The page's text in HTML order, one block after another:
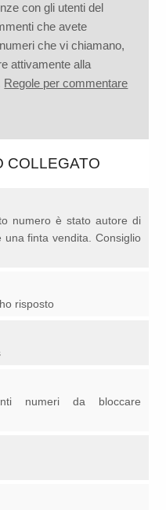
con gli utenti del
che avete
che vi chiamano,
attivamente alla
Regole per commentare
COLLEGATO
numero è stato autore di
finta vendita. Consiglio
risposto
numeri da bloccare